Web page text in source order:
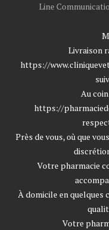
Line
Livraison
https://
Au
https://
Près de vous, où que
Votre pharmacie
À domicile en quelques
Votre